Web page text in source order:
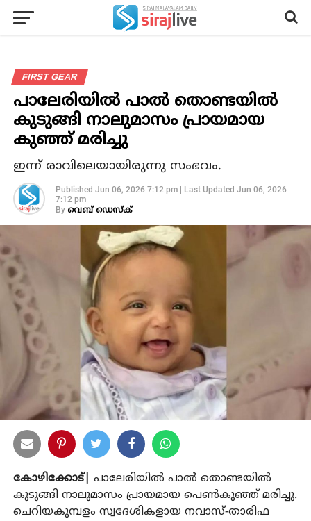
FIRST GEAR
പാലേരിയില്‍ പാല്‍ തൊണ്ടയില്‍
കുടുങ്ങി നാലുമാസം പ്രായമായ
കുഞ്ഞ് മരിച്ചു
ഇന്ന് രാവിലെയായിരുന്നു സംഭവം.
Published Jun 06, 2026 7:12 pm| Last Updated Jun 06, 2026
7:12 pm
By വെബ് ഡെസ്‌ക്
കോഴിക്കോട്| പാലേരിയില്‍ പാല്‍ തൊണ്ടയില്‍
കുടുങ്ങി നാലുമാസം പ്രായമായ പെണ്‍കുഞ്ഞ് മരിച്ചു.
ചെറിയകുമ്പളം സ്വദേശികളായ നവാസ്-താരിഫ